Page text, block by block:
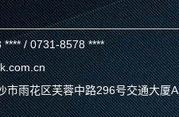
/ 0731-8578 ****
市雨花区芙蓉中路296号交通大厦A